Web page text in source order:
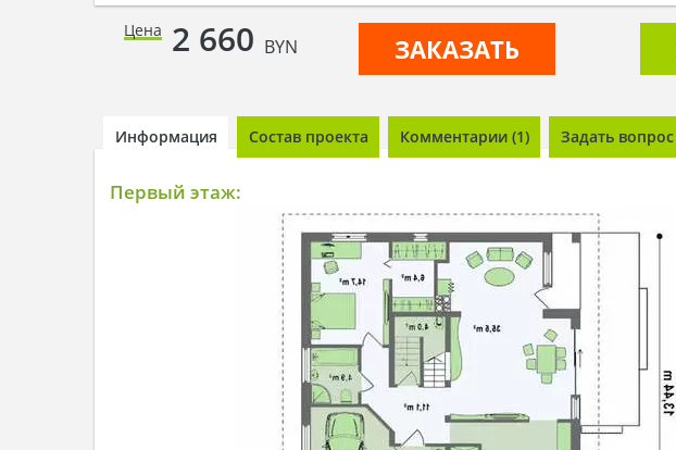
Цена 2 660 BYN ЗАКАЗАТЬ
Информация Состав проекта Комментарии (1) Задать вопрос
Первый этаж: